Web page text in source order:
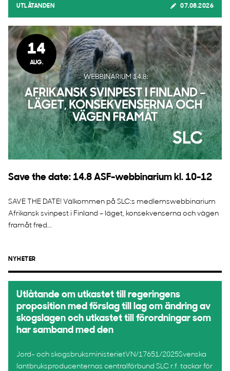
UTLÅTANDEN 07.08.2026
14
AUG.
Save the date: 14.8 ASF-webbinarium kl. 10-12
SAVE THE DATE! Välkommen på SLC:s medlemswebbinarium
Afrikansk svinpest i Finland – läget, konsekvenserna och vägen
framåt fred...
NYHETER
Utlåtande om utkastet till regeringens
proposition med förslag till lag om ändring av
skogslagen och utkastet till förordningar som
har samband med den
Jord- och skogsbruksministerietVN/17651/2025Svenska
lantbruksproducenternas centralförbund SLC r.f. tackar för